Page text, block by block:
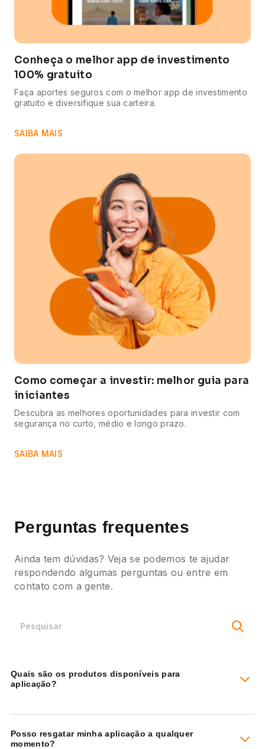
Conheça o melhor app de investimento
100% gratuito
Faça aportes seguros com o melhor app de investimento
gratuito e diversifique sua carteira.
SAIBA MAIS
Como começar a investir: melhor guia para
iniciantes
Descubra as melhores oportunidades para investir com
segurança no curto, médio e longo prazo.
SAIBA MAIS
Perguntas frequentes
Ainda tem dúvidas? Veja se podemos te ajudar
respondendo algumas perguntas ou entre em
contato com a gente.
Quais são os produtos disponíveis para
aplicação?
Posso resgatar minha aplicação a qualquer
momento?